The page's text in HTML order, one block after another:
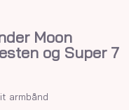
Moon
og Super 7